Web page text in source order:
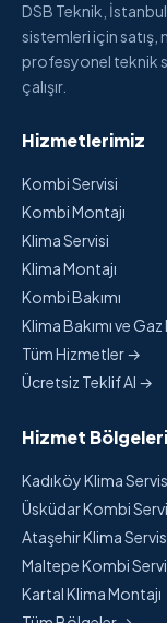
DSB Teknik,
sistemleri için satış,
profesyonel teknik
çalışır.
Hizmetlerimiz
Kombi Servisi
Kombi Montajı
Klima Servisi
Klima Montajı
Kombi Bakımı
Klima Bakımı ve
Tüm Hizmetler →
Ücretsiz Teklif Al →
Hizmet Bölgeleri
Kadıköy Klima
Üsküdar Kombi
Ataşehir Klima
Maltepe Kombi
Kartal Klima Montajı